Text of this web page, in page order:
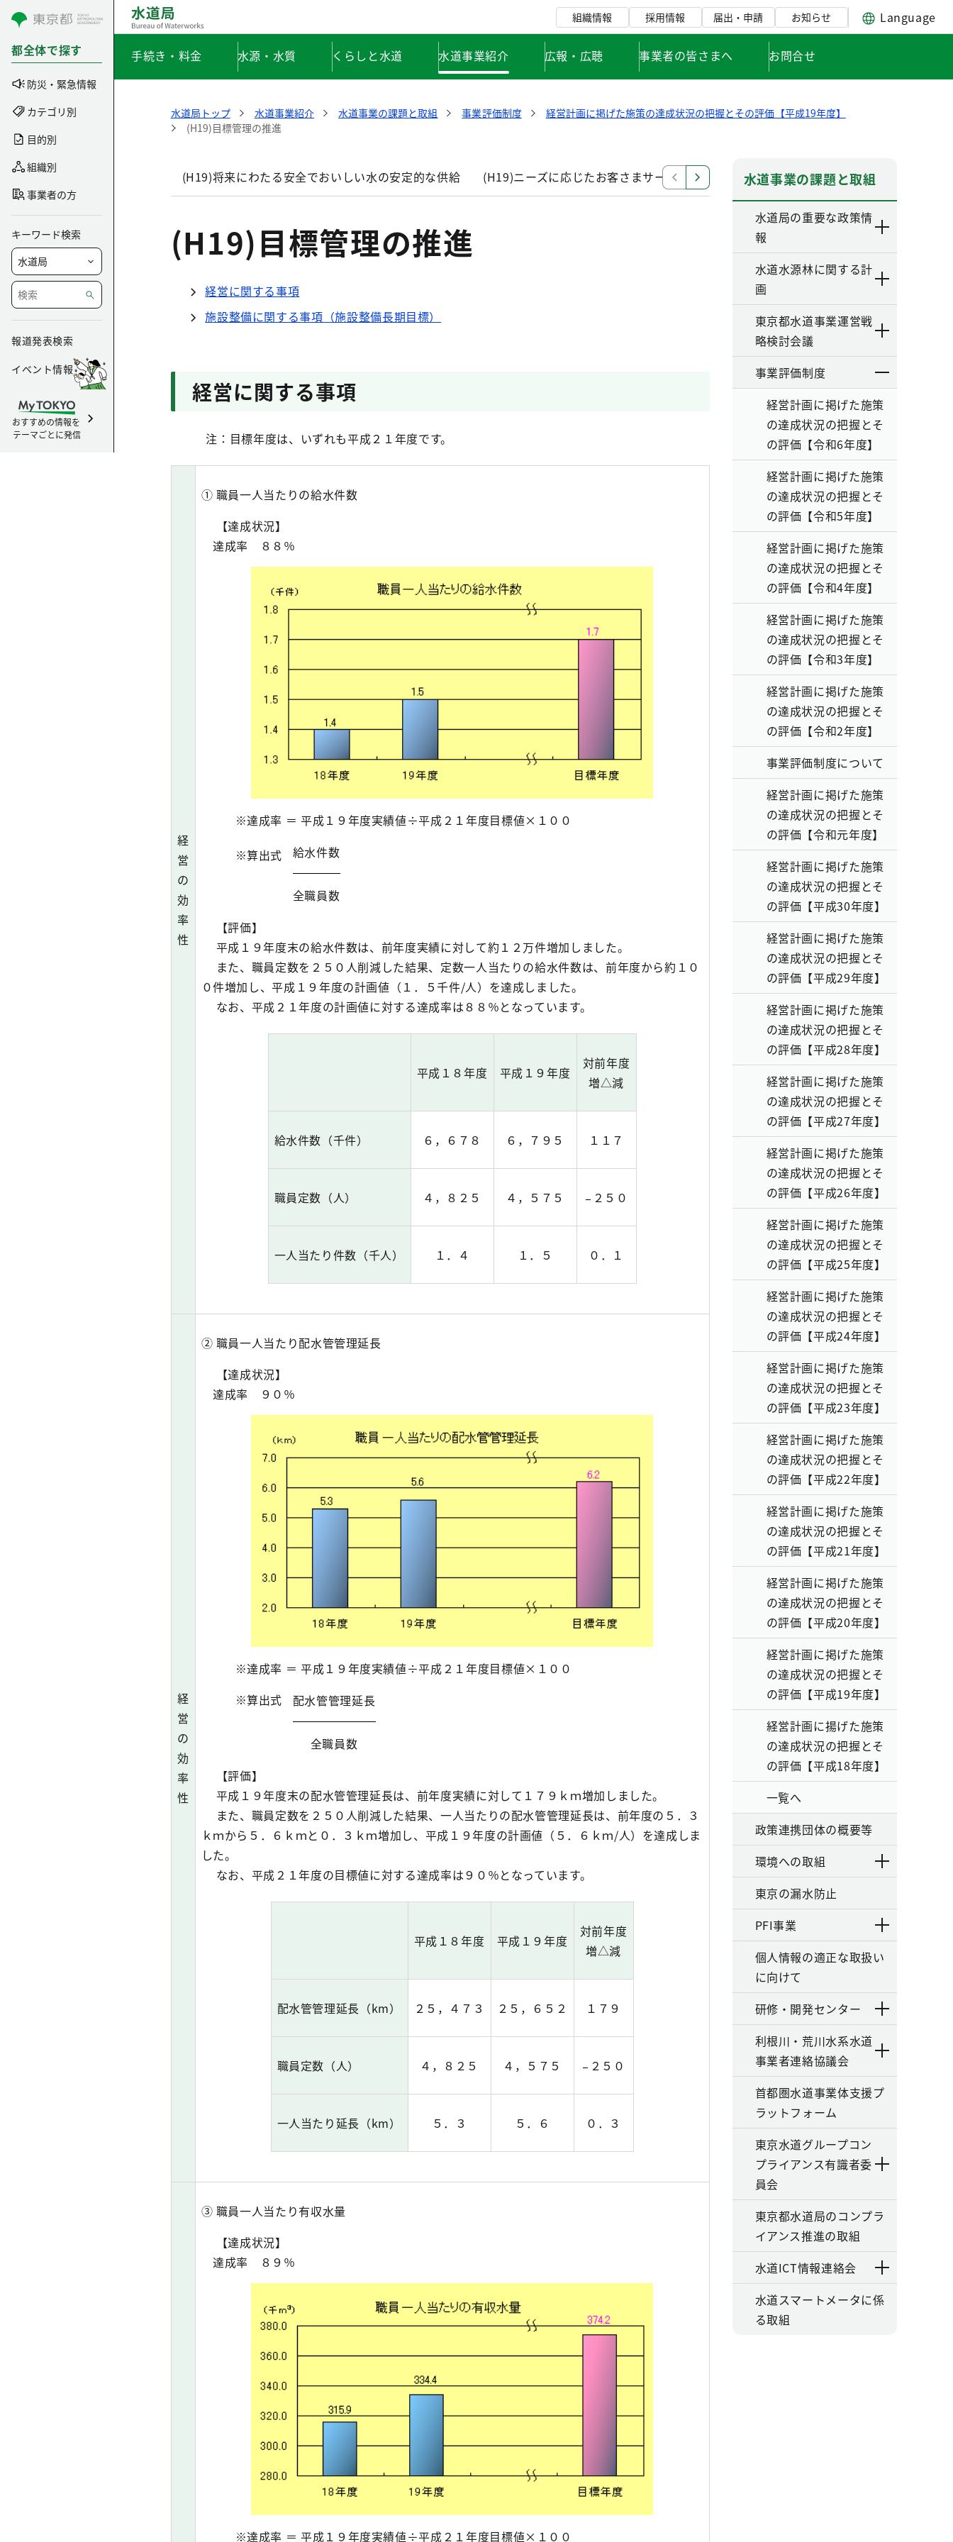
コンテンツにスキップ
都全体で探す
防災・緊急情報
カテゴリ別
目的別
組織別
事業者の方
キーワード検索
報道発表検索
イベント情報
おすすめの情報を
テーマごとに発信
組織情報 採用情報 届出・申請 お知らせ Language
手続き・料金 水源・水質 くらしと水道 水道事業紹介 広報・広聴 事業者の皆さまへ お問合せ
水道局トップ 水道事業紹介 水道事業の課題と取組 事業評価制度
経営計画に掲げた施策の達成状況の把握とその評価【平成19年度】
(H19)目標管理の推進
(H19)将来にわたる安全でおいしい水の安定的な供給 (H19)ニーズに応じたお客さまサービスの積極的な展開 (H19)効率的で責任のある運
(H19)目標管理の推進
経営に関する事項
施設整備に関する事項（施設整備長期目標）
経営に関する事項
注：目標年度は、いずれも平成２１年度です。
経
営
の
効
率
性
① 職員一人当たりの給水件数
【達成状況】
達成率 ８８％
※達成率 ＝ 平成１９年度実績値÷平成２１年度目標値×１００
※算出式 給水件数
全職員数
【評価】
平成１９年度末の給水件数は、前年度実績に対して約１２万件増加しました。
また、職員定数を２５０人削減した結果、定数一人当たりの給水件数は、前年度から約１０
０件増加し、平成１９年度の計画値（１．５千件/人）を達成しました。
なお、平成２１年度の計画値に対する達成率は８８％となっています。
平成１８年度 平成１９年度
対前年度
増△減
給水件数（千件） ６，６７８ ６，７９５ １１７
職員定数（人） ４，８２５ ４，５７５ ２５０
一人当たり件数（千人） １．４ １．５ ０．１
経
営
の
効
率
性
② 職員一人当たり配水管管理延長
【達成状況】
達成率 ９０％
※達成率 ＝ 平成１９年度実績値÷平成２１年度目標値×１００
※算出式
配水管管理延長
全職員数
【評価】
平成１９年度末の配水管管理延長は、前年度実績に対して１７９ｋｍ増加しました。
また、職員定数を２５０人削減した結果、一人当たりの配水管管理延長は、前年度の５．３
ｋｍから５．６ｋｍと０．３ｋｍ増加し、平成１９年度の計画値（５．６ｋｍ/人）を達成しま
した。
なお、平成２１年度の目標値に対する達成率は９０％となっています。
平成１８年度 平成１９年度
対前年度
増△減
配水管管理延長（km） ２５，４７３ ２５，６５２ １７９
職員定数（人） ４，８２５ ４，５７５ ２５０
一人当たり延長（km） ５．３ ５．６ ０．３
③ 職員一人当たり有収水量
【達成状況】
達成率 ８９％
※達成率 ＝ 平成１９年度実績値÷平成２１年度目標値×１００
水道事業の課題と取組
水道局の重要な政策情
報
水道水源林に関する計
画
東京都水道事業運営戦
略検討会議
事業評価制度
経営計画に掲げた施策
の達成状況の把握とそ
の評価【令和6年度】
経営計画に掲げた施策
の達成状況の把握とそ
の評価【令和5年度】
経営計画に掲げた施策
の達成状況の把握とそ
の評価【令和4年度】
経営計画に掲げた施策
の達成状況の把握とそ
の評価【令和3年度】
経営計画に掲げた施策
の達成状況の把握とそ
の評価【令和2年度】
事業評価制度について
経営計画に掲げた施策
の達成状況の把握とそ
の評価【令和元年度】
経営計画に掲げた施策
の達成状況の把握とそ
の評価【平成30年度】
経営計画に掲げた施策
の達成状況の把握とそ
の評価【平成29年度】
経営計画に掲げた施策
の達成状況の把握とそ
の評価【平成28年度】
経営計画に掲げた施策
の達成状況の把握とそ
の評価【平成27年度】
経営計画に掲げた施策
の達成状況の把握とそ
の評価【平成26年度】
経営計画に掲げた施策
の達成状況の把握とそ
の評価【平成25年度】
経営計画に掲げた施策
の達成状況の把握とそ
の評価【平成24年度】
経営計画に掲げた施策
の達成状況の把握とそ
の評価【平成23年度】
経営計画に掲げた施策
の達成状況の把握とそ
の評価【平成22年度】
経営計画に掲げた施策
の達成状況の把握とそ
の評価【平成21年度】
経営計画に掲げた施策
の達成状況の把握とそ
の評価【平成20年度】
経営計画に掲げた施策
の達成状況の把握とそ
の評価【平成19年度】
経営計画に揚げた施策
の達成状況の把握とそ
の評価【平成18年度】
一覧へ
政策連携団体の概要等
環境への取組
東京の漏水防止
PFI事業
個人情報の適正な取扱い
に向けて
研修・開発センター
利根川・荒川水系水道
事業者連絡協議会
首都圏水道事業体支援プ
ラットフォーム
東京水道グループコン
プライアンス有識者委
員会
東京都水道局のコンプラ
イアンス推進の取組
水道ICT情報連絡会
水道スマートメータに係
る取組